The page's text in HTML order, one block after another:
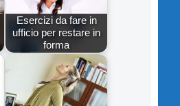
Esercizi da fare in
ufficio per restare in
forma